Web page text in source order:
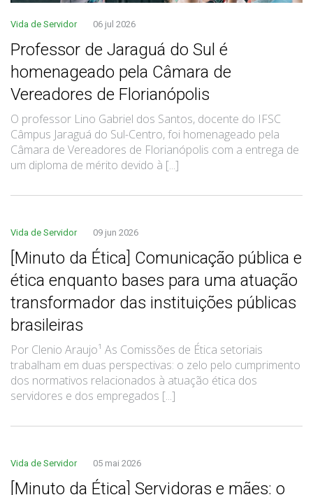
Vida de Servidor 06 jul 2026
Professor de Jaraguá do Sul é
homenageado pela Câmara de
Vereadores de Florianópolis
O professor Lino Gabriel dos Santos, docente do IFSC
Câmpus Jaraguá do Sul-Centro, foi homenageado pela
Câmara de Vereadores de Florianópolis com a entrega de
um diploma de mérito devido à [...]
Vida de Servidor 09 jun 2026
[Minuto da Ética] Comunicação pública e
ética enquanto bases para uma atuação
transformador das instituições públicas
brasileiras
Por Clenio Araujo¹ As Comissões de Ética setoriais
trabalham em duas perspectivas: o zelo pelo cumprimento
dos normativos relacionados à atuação ética dos
servidores e dos empregados [...]
Vida de Servidor 05 mai 2026
[Minuto da Ética] Servidoras e mães: o